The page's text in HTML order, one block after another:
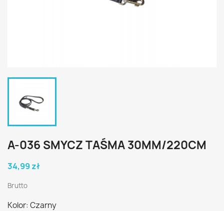
A-036 SMYCZ TAŚMA 30MM/220CM
34,99 zł
Brutto
Kolor: Czarny